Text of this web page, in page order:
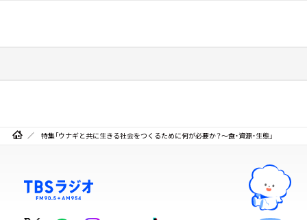
特集「ウナギと共に生きる社会をつくるために何が必要か？～食・資源・生態」